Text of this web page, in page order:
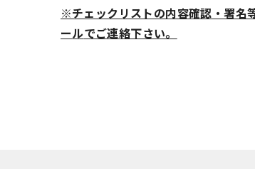
※チェックリストの内容確認・署名
ールでご連絡下さい。